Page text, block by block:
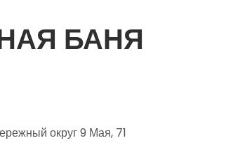
БАНЯ
округ 9 Мая, 71